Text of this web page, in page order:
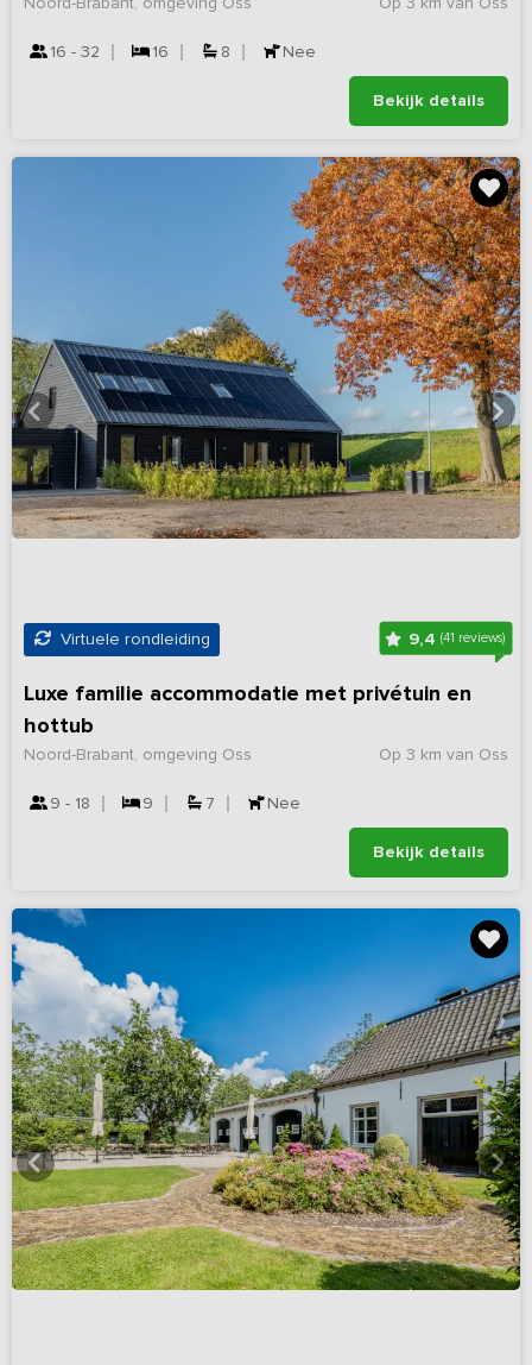
16 - 32 16 8 Nee
Bekijk details
Virtuele rondleiding 9,4(41 reviews)
Luxe familie accommodatie met privétuin en
hottub
Op 3 km van Oss
Noord-Brabant, omgeving Oss
9 - 18 9 7 Nee
Bekijk details